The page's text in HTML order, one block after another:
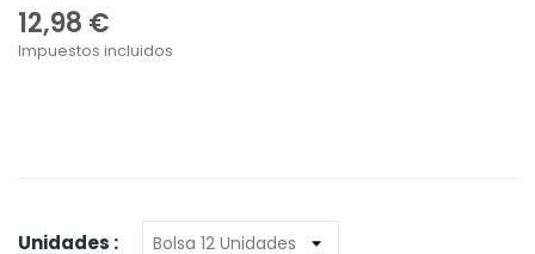
12,98 €
Impuestos incluidos
Unidades :